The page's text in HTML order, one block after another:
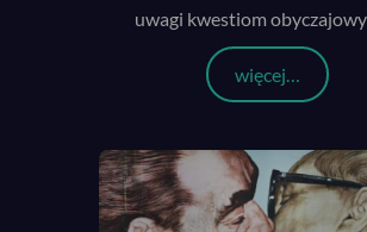
uwagi kwestiom
więcej…